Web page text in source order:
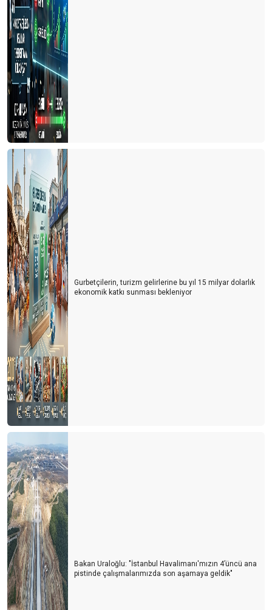
Gurbetçilerin, turizm gelirlerine bu yıl 15 milyar dolarlık
ekonomik katkı sunması bekleniyor
Bakan Uraloğlu: "İstanbul Havalimanı'mızın 4’üncü ana
pistinde çalışmalarımızda son aşamaya geldik"